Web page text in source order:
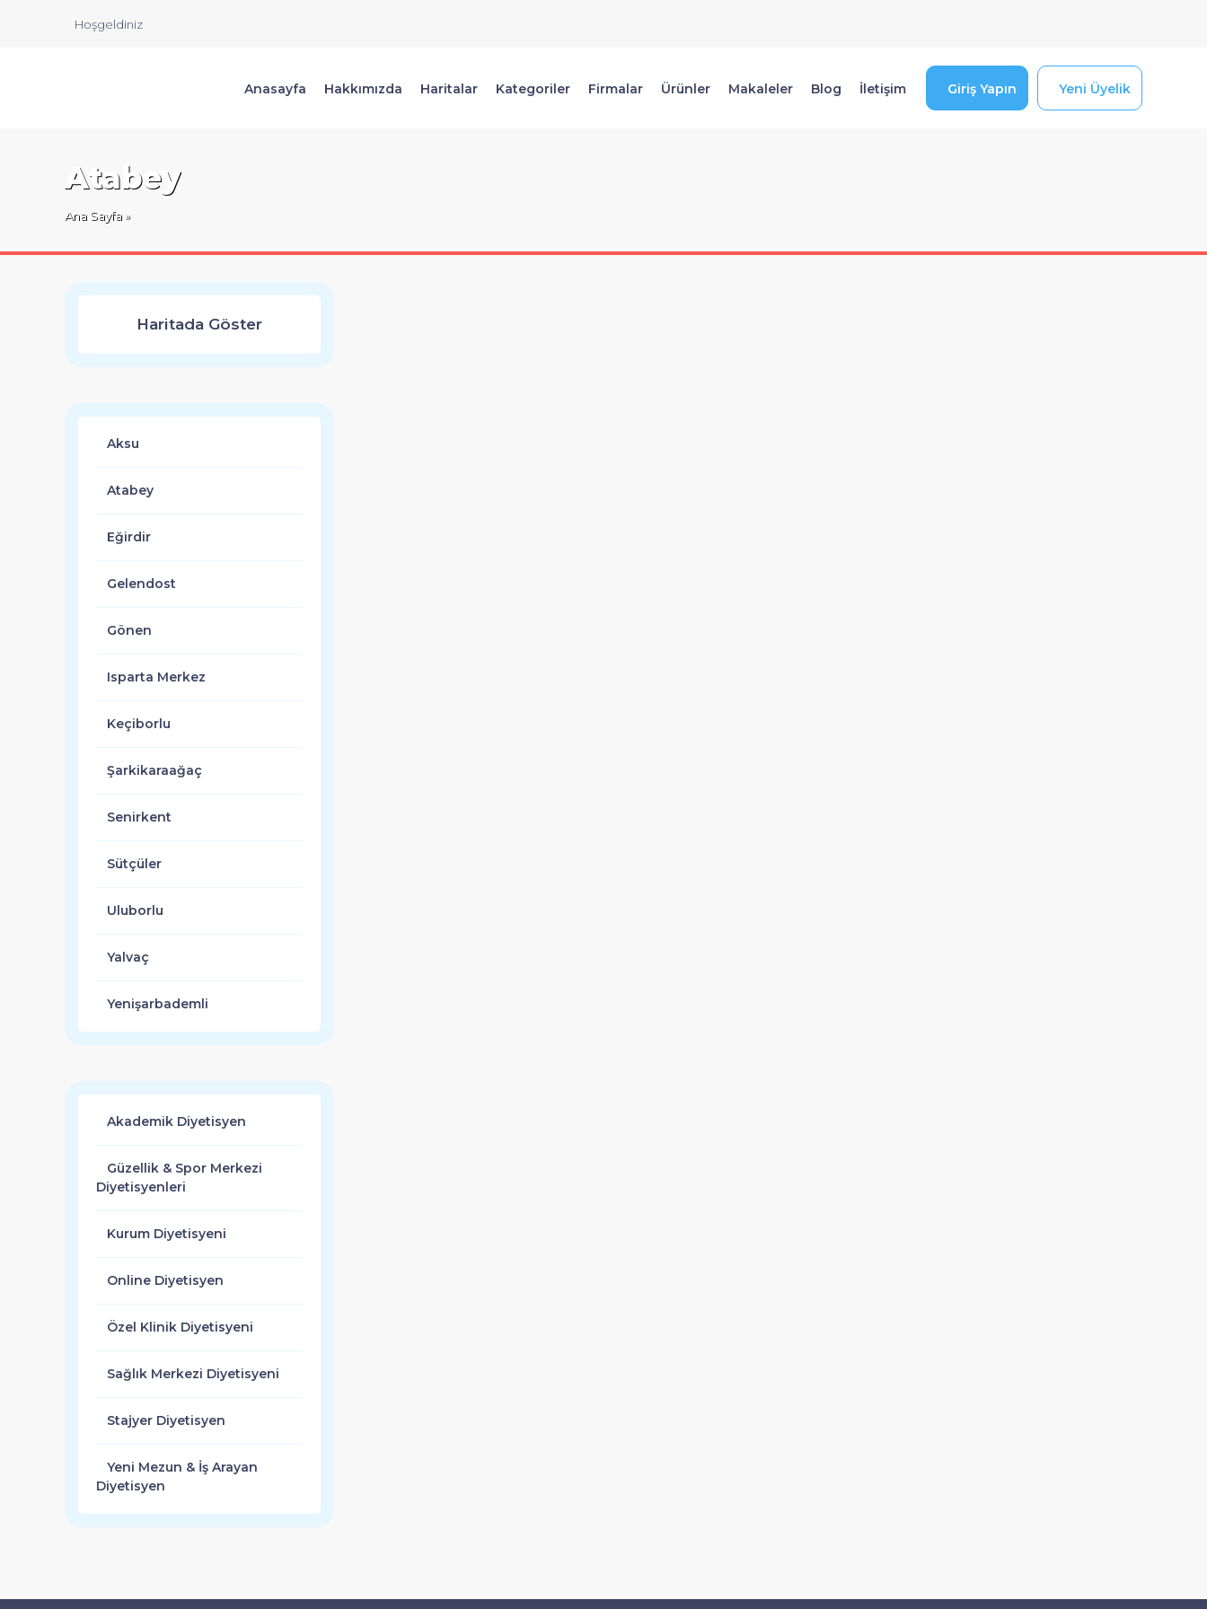
Hoşgeldiniz
Anasayfa Hakkımızda Haritalar Kategoriler Firmalar Ürünler Makaleler Blog İletişim Giriş Yapın Yeni Üyelik
Atabey
Ana Sayfa »
Haritada Göster
Aksu
Atabey
Eğirdir
Gelendost
Gönen
Isparta Merkez
Keçiborlu
Şarkikaraağaç
Senirkent
Sütçüler
Uluborlu
Yalvaç
Yenişarbademli
Akademik Diyetisyen
Güzellik & Spor Merkezi
Diyetisyenleri
Kurum Diyetisyeni
Online Diyetisyen
Özel Klinik Diyetisyeni
Sağlık Merkezi Diyetisyeni
Stajyer Diyetisyen
Yeni Mezun & İş Arayan
Diyetisyen